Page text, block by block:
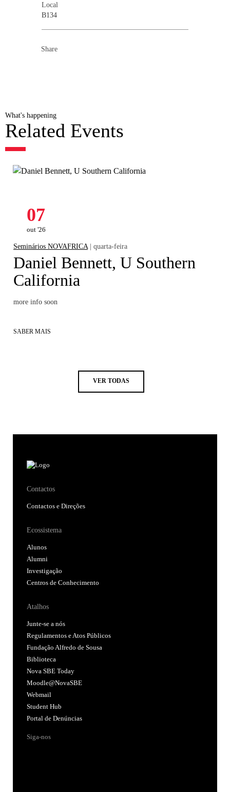
Local
B134
Share
What's happening
Related Events
07
out '26
Seminários NOVAFRICA | quarta-feira
Daniel Bennett, U Southern
California
more info soon
SABER MAIS
VER TODAS
Contactos
Contactos e Direções
Ecossistema
Alunos
Alumni
Investigação
Centros de Conhecimento
Atalhos
Junte-se a nós
Regulamentos e Atos Públicos
Fundação Alfredo de Sousa
Biblioteca
Nova SBE Today
Moodle@NovaSBE
Webmail
Student Hub
Portal de Denúncias
Siga-nos